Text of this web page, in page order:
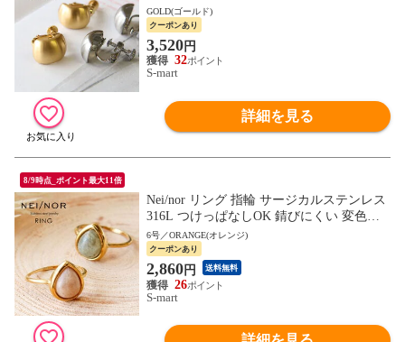
テンレス 316L ジェンダーレス ファッショ
ン アクセサリー
GOLD(ゴールド)
クーポンあり
3,520円
32
S-mart
詳細を見る
8/9時点_ポイント最大11倍
Nei/nor リング 指輪 サージカルステンレス
316L つけっぱなしOK 錆びにくい 変色し
にくい ゴールド シルバー 0084
6号／ORANGE(オレンジ)
クーポンあり
2,860円 送料無料
26
S-mart